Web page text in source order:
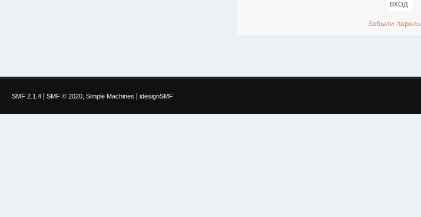
Забыли
SMF 2.1.4 SMF © 2020, Simple Machines idesignSMF